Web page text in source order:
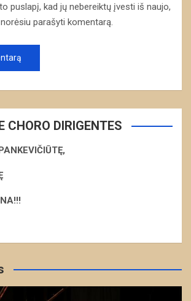
puslapį, kad jų nebereiktų įvesti iš naujo,
parašyti komentarą.
CHORO DIRIGENTES